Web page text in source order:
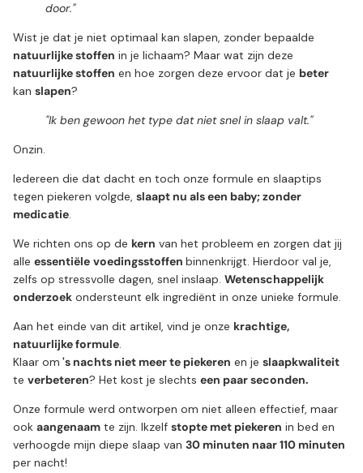
door."
Wist je dat je niet optimaal kan slapen, zonder bepaalde
natuurlijke stoffen in je lichaam? Maar wat zijn deze
natuurlijke stoffen en hoe zorgen deze ervoor dat je beter
kan slapen?
"Ik ben gewoon het type dat niet snel in slaap valt."
Onzin.
Iedereen die dat dacht en toch onze formule en slaaptips
tegen piekeren volgde, slaapt nu als een baby; zonder
medicatie.
We richten ons op de kern van het probleem en zorgen dat jij
alle essentiële voedingsstoffen binnenkrijgt. Hierdoor val je,
zelfs op stressvolle dagen, snel inslaap. Wetenschappelijk
onderzoek ondersteunt elk ingrediënt in onze unieke formule.
Aan het einde van dit artikel, vind je onze krachtige,
natuurlijke formule.
Klaar om 's nachts niet meer te piekeren en je slaapkwaliteit
te verbeteren? Het kost je slechts een paar seconden.
Onze formule werd ontworpen om niet alleen effectief, maar
ook aangenaam te zijn. Ikzelf stopte met piekeren in bed en
verhoogde mijn diepe slaap van 30 minuten naar 110 minuten
per nacht!